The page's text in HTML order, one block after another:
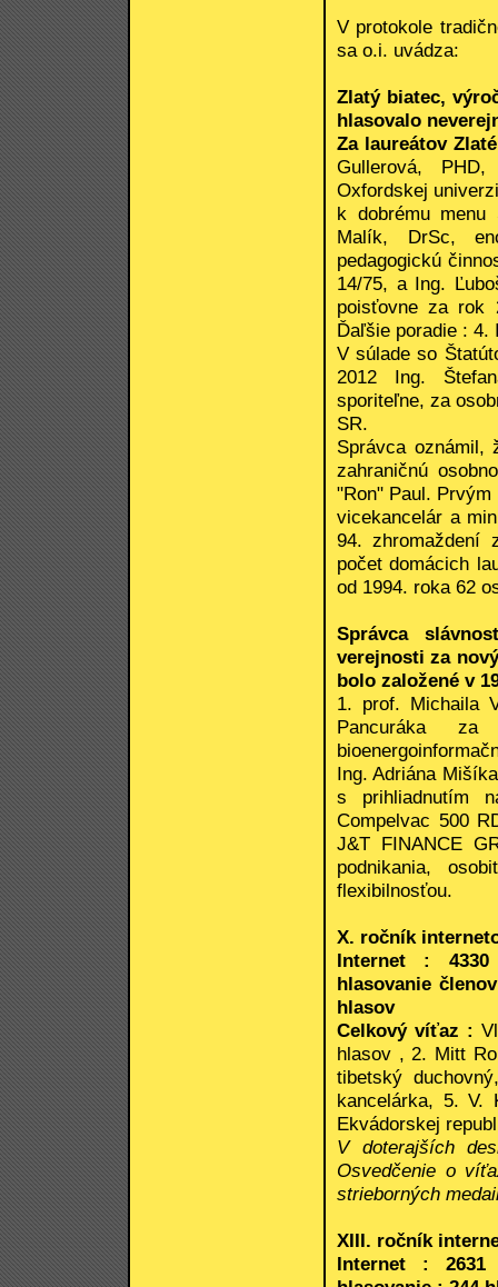
V protokole
sa o.i. uvádza:
Zlatý biatec,
hlasovalo
Za laureátov
Gullerová,
Oxfordskej
k dobrému menu
Malík, DrSc,
pedagogickú
14/75, a Ing.
poisťovne za rok
Ďaľšie poradie :
V súlade so
2012 Ing.
sporiteľne, za
SR.
Správca oznámil,
zahraničnú
"Ron" Paul.
vicekancelár a
94. zhromaždení
počet domácich
od 1994. roka 62
Správca
verejnosti za
bolo založené v
1. prof. Michaila
Pancuráka
Ing. Adriána
s prihliadnutím
Compelvac 500
J&T FINANCE
podnikania,
flexibilnosťou.
X. ročník
Internet : 4330
hlasovanie
hlasov
Celkový víťaz :
hlasov , 2. Mitt
tibetský
kancelárka, 5. V.
Ekvádorskej
V doterajších
Osvedčenie o
strieborných
XIII. ročník
Internet : 2631